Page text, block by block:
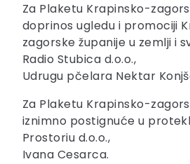
Za Plaketu Krapinsko-
doprinos ugledu i promociji
zagorske županije u zemlji i
Radio Stubica d.o.o.,
Udrugu pčelara Nektar
Za Plaketu Krapinsko-
iznimno postignuće u
Prostoriu d.o.o.,
Ivana Cesarca.